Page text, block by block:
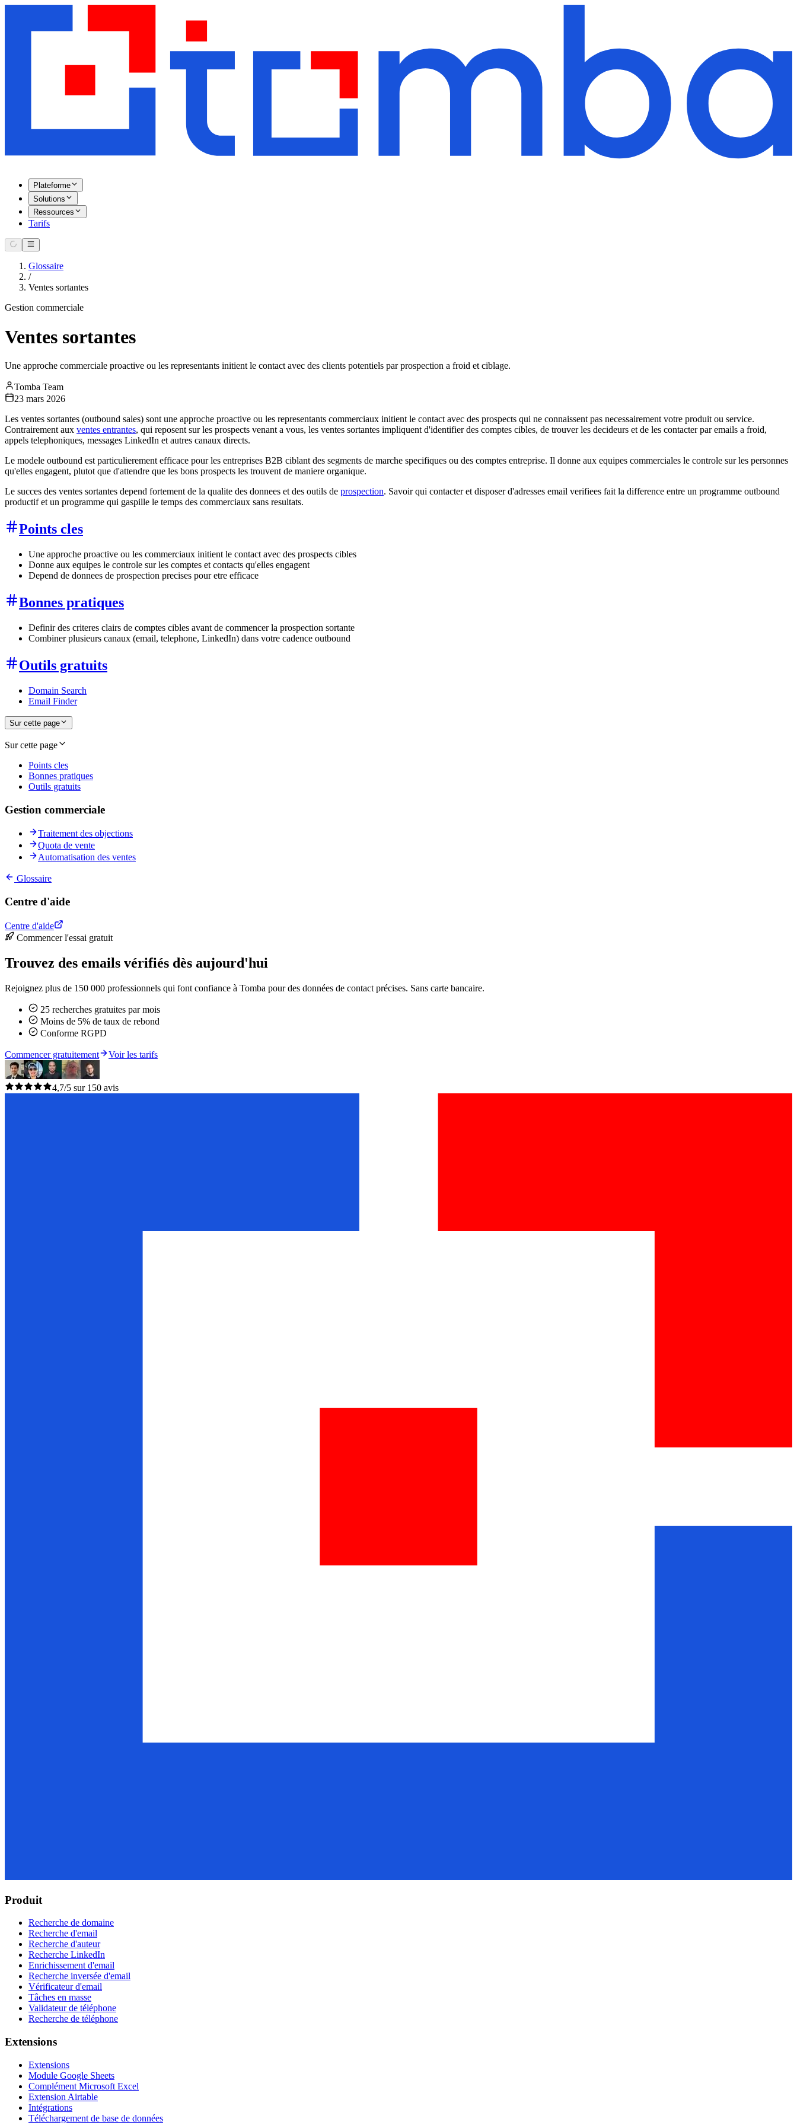
Plateforme
Solutions
Ressources
Tarifs
Glossaire
/
Ventes sortantes
Gestion commerciale
Ventes sortantes
Une approche commerciale proactive ou les representants initient le contact avec des clients potentiels par prospection a froid et ciblage.
Tomba Team
23 mars 2026
Les ventes sortantes (outbound sales) sont une approche proactive ou les representants commerciaux initient le contact avec des prospects qui ne connaissent pas necessairement votre produit ou service.
Contrairement aux ventes entrantes, qui reposent sur les prospects venant a vous, les ventes sortantes impliquent d'identifier des comptes cibles, de trouver les decideurs et de les contacter par emails a froid,
appels telephoniques, messages LinkedIn et autres canaux directs.
Le modele outbound est particulierement efficace pour les entreprises B2B ciblant des segments de marche specifiques ou des comptes entreprise. Il donne aux equipes commerciales le controle sur les personnes
qu'elles engagent, plutot que d'attendre que les bons prospects les trouvent de maniere organique.
Le succes des ventes sortantes depend fortement de la qualite des donnees et des outils de prospection. Savoir qui contacter et disposer d'adresses email verifiees fait la difference entre un programme outbound
productif et un programme qui gaspille le temps des commerciaux sans resultats.
Points cles
Une approche proactive ou les commerciaux initient le contact avec des prospects cibles
Donne aux equipes le controle sur les comptes et contacts qu'elles engagent
Depend de donnees de prospection precises pour etre efficace
Bonnes pratiques
Definir des criteres clairs de comptes cibles avant de commencer la prospection sortante
Combiner plusieurs canaux (email, telephone, LinkedIn) dans votre cadence outbound
Outils gratuits
Domain Search
Email Finder
Sur cette page
Sur cette page
Points cles
Bonnes pratiques
Outils gratuits
Gestion commerciale
Traitement des objections
Quota de vente
Automatisation des ventes
Glossaire
Centre d'aide
Centre d'aide
Commencer l'essai gratuit
Trouvez des emails vérifiés dès aujourd'hui
Rejoignez plus de 150 000 professionnels qui font confiance à Tomba pour des données de contact précises. Sans carte bancaire.
25 recherches gratuites par mois
Moins de 5% de taux de rebond
Conforme RGPD
Commencer gratuitement Voir les tarifs
4,7/5 sur 150 avis
Produit
Recherche de domaine
Recherche d'email
Recherche d'auteur
Recherche LinkedIn
Enrichissement d'email
Recherche inversée d'email
Vérificateur d'email
Tâches en masse
Validateur de téléphone
Recherche de téléphone
Extensions
Extensions
Module Google Sheets
Complément Microsoft Excel
Extension Airtable
Intégrations
Téléchargement de base de données